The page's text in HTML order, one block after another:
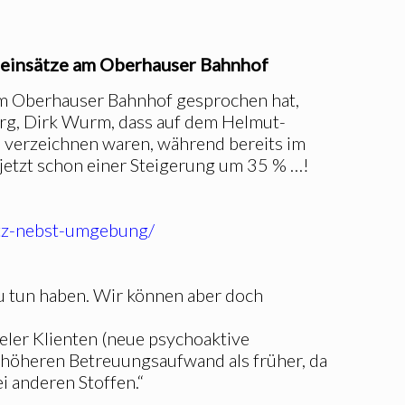
am Oberhauser Bahnhof
Oberhauser Bahnhof gesprochen hat,
Dirk Wurm, dass auf dem Helmut-
waren, während bereits im
schon einer Steigerung um 35 % …!
nebst-umgebung/
haben. Wir können aber doch
Klienten (neue psychoaktive
Betreuungsaufwand als früher, da
anderen Stoffen.“